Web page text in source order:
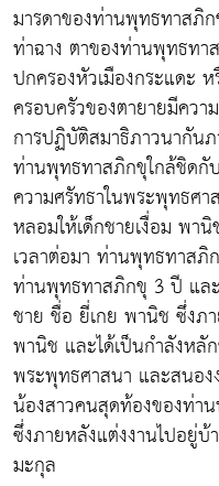
มารดาของท่านพุทธทาสภิ
ท่าฉาง ตาของท่านพุทธท
ปกครองหัวเมืองกระแดะ
ครอบครัวของตายายมีคว
การปฏิบัติสมาธิภาวนากัน
ท่านพุทธทาสภิกขุใกล้ชิดกั
ความศรัทธาในพระพุทธศ
หลอมให้เด็กชายเงื่อม พา
เวลาต่อมา ท่านพุทธทาส
ท่านพุทธทาสภิกขุ 3 ปี แล
ชาย ชื่อ ยี่เกย พานิช ซึ่งภ
พานิช และได้เป็นกำลังหลั
พระพุทธศาสนา และสนอ
น้องสาวคนสุดท้องของท่
ซึ่งภายหลังแต่งงานไปอยู่
มะกุล